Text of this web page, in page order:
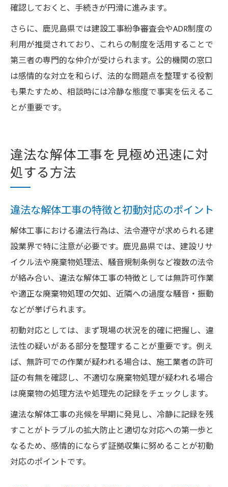
確認しておくと、手続きが円滑に進みます。
さらに、鹿児島県では建設工事紛争審査会やADR制度の
利用が推奨されており、これらの制度を活用することで
第三者の専門的な仲介が受けられます。公的機関の窓口
は感情的な対立を和らげ、法的な問題点を整理する役割
も果たすため、相談時には冷静な態度で事実を伝えるこ
とが重要です。
違法な解体工事を見極め迅速に対
処する方法
違法な解体工事の特徴と初動対応のポイント
解体工事における違法行為は、法令遵守が求められる建
設業界で特に注意が必要です。鹿児島県では、建設リサ
イクル法や廃棄物処理法、騒音規制条例など複数の法令
が絡み合い、違法な解体工事の特徴としては無許可作業
や適正な廃棄物処理の欠如、近隣への過度な騒音・振動
などが挙げられます。
初動対応としては、まず現場の状況を的確に把握し、違
法性の疑いがある部分を整理することが重要です。例え
ば、無許可での作業が疑われる場合は、施工業者の許可
証の有無を確認し、不適切な廃棄物処理が疑われる場合
は廃棄物の処理方法や処理先の記録をチェックします。
違法な解体工事の兆候を早期に発見し、冷静に記録を残
すことがトラブルの拡大防止と適切な対応への第一歩と
なるため、感情的にならず証拠収集に努めることが初動
対応のポイントです。